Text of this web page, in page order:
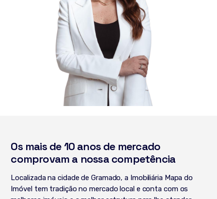
Os mais de 10 anos de mercado
comprovam a nossa competência
Localizada na cidade de Gramado, a Imobiliária Mapa do
Imóvel tem tradição no mercado local e conta com os